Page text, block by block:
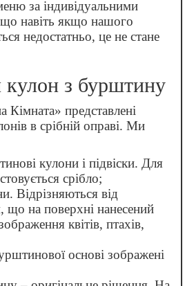
за індивідуальними
навіть якщо нашого
недостатньо, це не стане
кулон з бурштину
Кімната» представлені
в срібній оправі. Ми
кулони і підвіски. Для
срібло;
Відрізняються від
що на поверхні нанесений
квітів, птахів,
основі зображені